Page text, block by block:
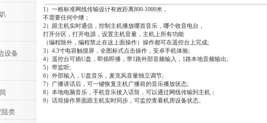
设备
类
1）一根标准网线传输设计有效距离800-1000米，
不需要任何中继；
2）跟主机实时通信，控制主机播放哪首音乐，哪个收音电台，
打开分区，打开电源，设置主机音量，主机上所有功能
（编程除外，编程禁止在这上面操作）操作都可在遥控台上完成;
3）4.3寸电容触摸屏，全图标式点击操作，安卓手机体验;
4）遥控台可插U盘，即插即播，带1路外部音频输入，1路本地音频输出;
5）带监听;
6）外部输入，U盘音乐，麦克风音量独立调节;
7）广播讲话后，可一键恢复主机广播前的音乐播放状态;
8）本地电脑音乐，手机音乐接入话筒，可以通过网线传输到主机；
9）话筒操作界面跟主机实时同步，可监控查看机房设备状态。